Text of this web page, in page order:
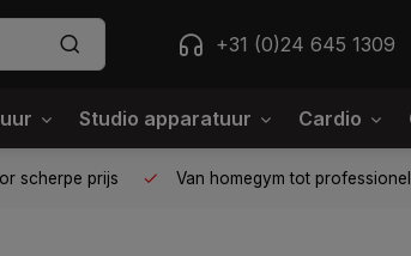
+31 (0)24 645 1309
Studio apparatuur Cardio
scherpe prijs Van homegym tot